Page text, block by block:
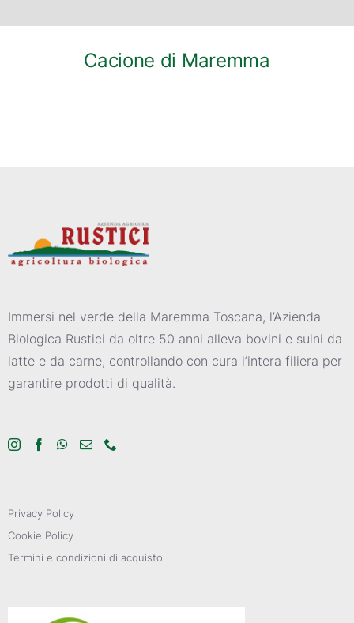
Cacione di Maremma
Immersi nel verde della Maremma Toscana, l’Azienda
Biologica Rustici da oltre 50 anni alleva bovini e suini da
latte e da carne, controllando con cura l’intera filiera per
garantire prodotti di qualità.
Privacy Policy
Cookie Policy
Termini e condizioni di acquisto